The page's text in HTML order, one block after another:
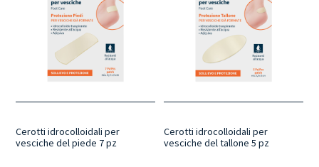
Cerotti idrocolloidali per
vesciche del piede 7 pz
Cerotti idrocolloidali per
vesciche del tallone 5 pz